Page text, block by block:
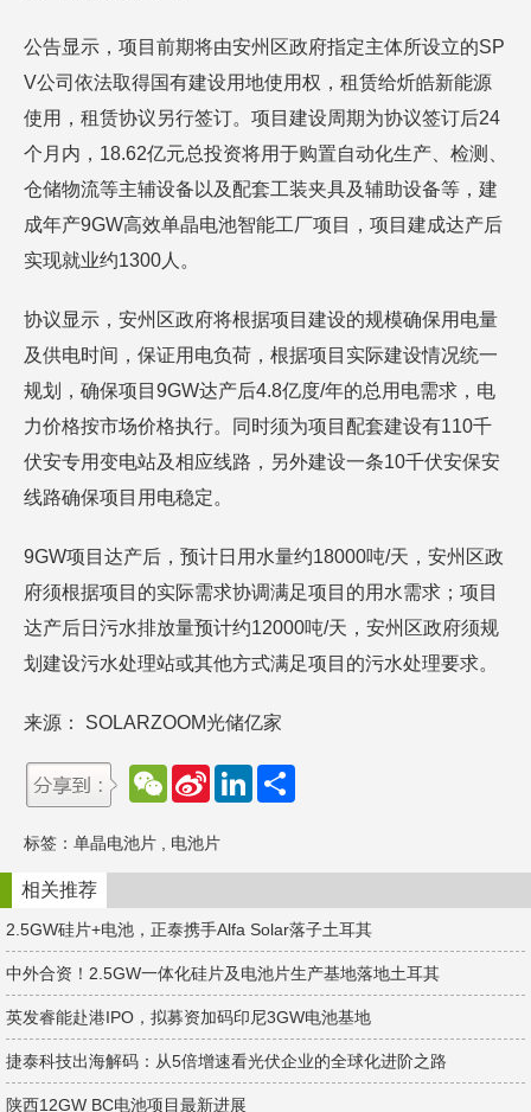
公告显示，项目前期将由安州区政府指定主体所设立的SP
V公司依法取得国有建设用地使用权，租赁给炘皓新能源
使用，租赁协议另行签订。项目建设周期为协议签订后24
个月内，18.62亿元总投资将用于购置自动化生产、检测、
仓储物流等主辅设备以及配套工装夹具及辅助设备等，建
成年产9GW高效单晶电池智能工厂项目，项目建成达产后
实现就业约1300人。
协议显示，安州区政府将根据项目建设的规模确保用电量
及供电时间，保证用电负荷，根据项目实际建设情况统一
规划，确保项目9GW达产后4.8亿度/年的总用电需求，电
力价格按市场价格执行。同时须为项目配套建设有110千
伏安专用变电站及相应线路，另外建设一条10千伏安保安
线路确保项目用电稳定。
9GW项目达产后，预计日用水量约18000吨/天，安州区政
府须根据项目的实际需求协调满足项目的用水需求；项目
达产后日污水排放量预计约12000吨/天，安州区政府须规
划建设污水处理站或其他方式满足项目的污水处理要求。
来源： SOLARZOOM光储亿家
W
e
a
t
S
a
W
e
b
o
L
d
n
标签： 单晶电池片 电池片
相关推荐
2.5GW硅片+电池，正泰携手Alfa Solar落子土耳其
中外合资！2.5GW一体化硅片及电池片生产基地落地土耳其
英发睿能赴港IPO，拟募资加码印尼3GW电池基地
捷泰科技出海解码：从5倍增速看光伏企业的全球化进阶之路
陕西12GW BC电池项目最新进展